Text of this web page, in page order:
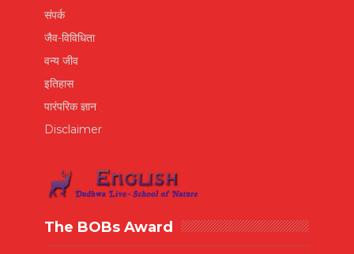
संपर्क
जैव-विविधिता
वन्य जीव
इतिहास
पारंपरिक ज्ञान
Disclaimer
The BOBs Award